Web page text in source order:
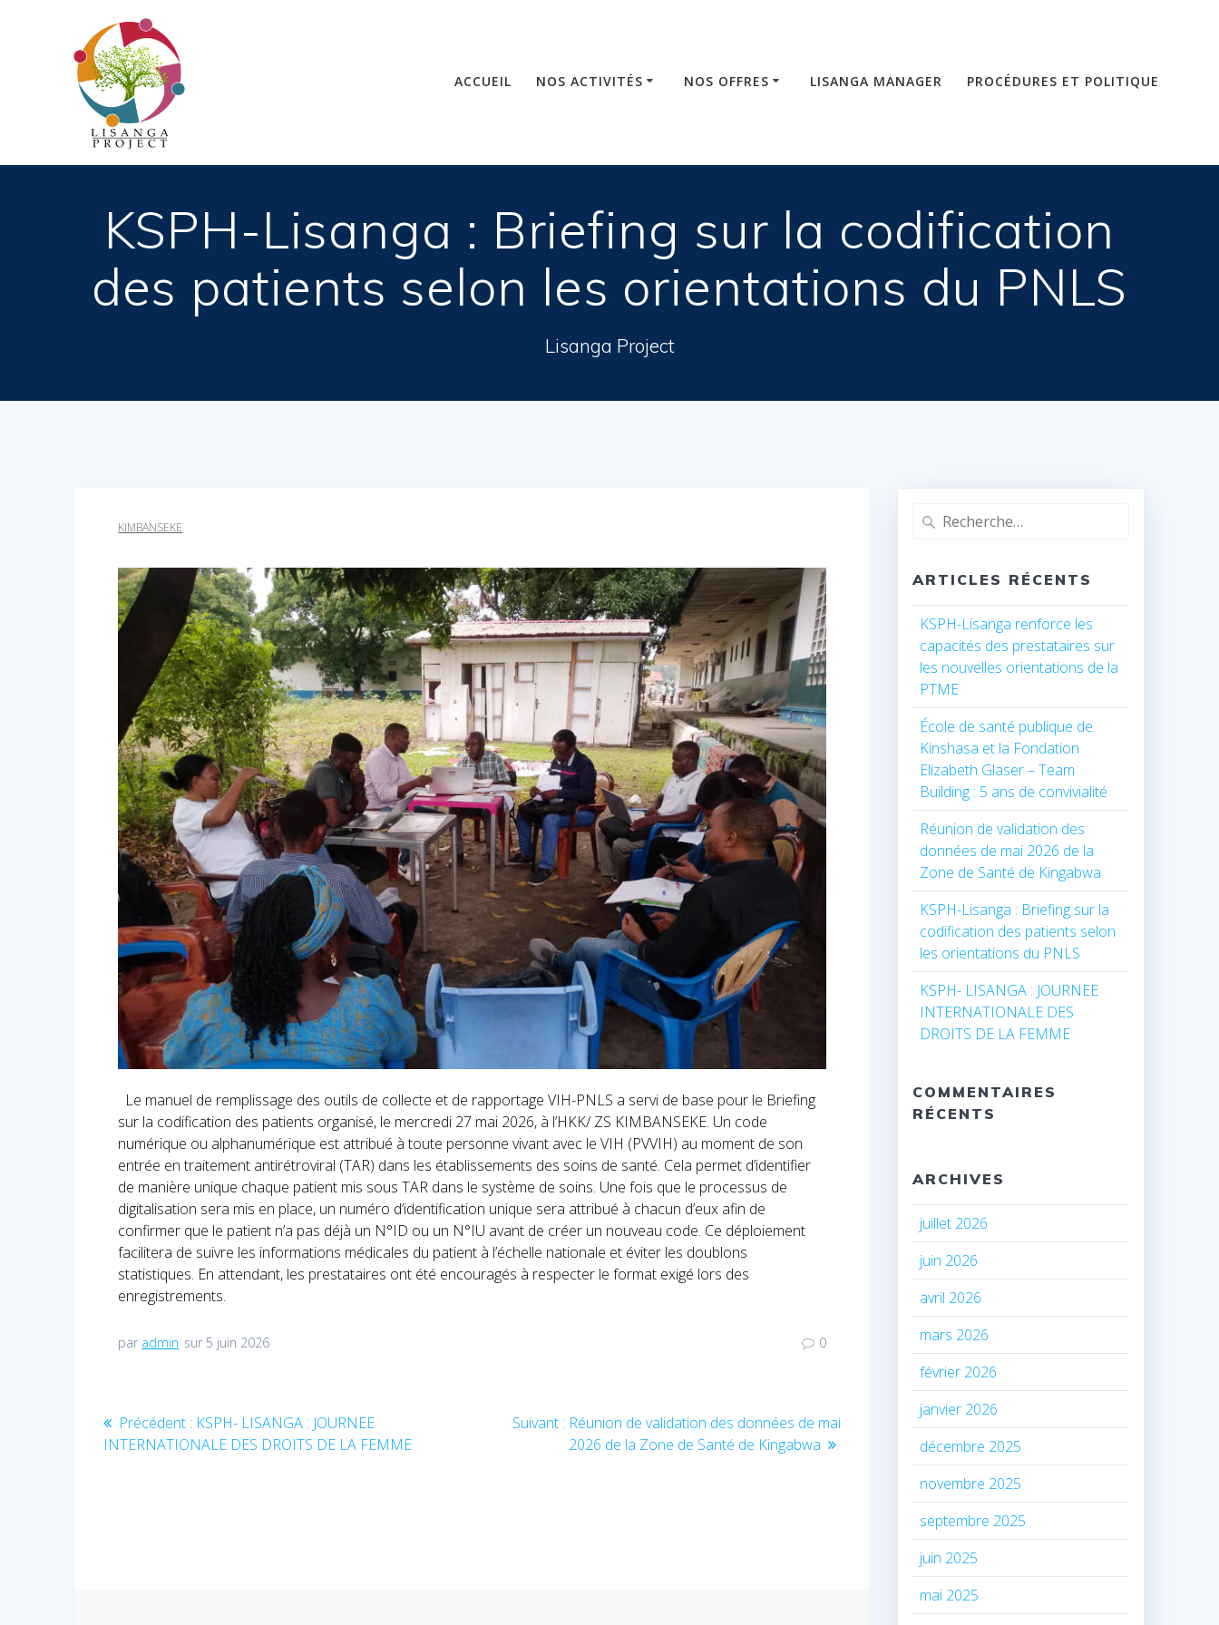
ACCUEIL NOS ACTIVITÉS NOS OFFRES LISANGA MANAGER PROCÉDURES ET POLITIQUE
KSPH-Lisanga : Briefing sur la codification
des patients selon les orientations du PNLS
Lisanga Project
KIMBANSEKE
Le manuel de remplissage des outils de collecte et de rapportage VIH-PNLS a servi de base pour le Briefing
sur la codification des patients organisé, le mercredi 27 mai 2026, à l’HKK/ ZS KIMBANSEKE. Un code
numérique ou alphanumérique est attribué à toute personne vivant avec le VIH (PVVIH) au moment de son
entrée en traitement antirétroviral (TAR) dans les établissements des soins de santé. Cela permet d’identifier
de manière unique chaque patient mis sous TAR dans le système de soins. Une fois que le processus de
digitalisation sera mis en place, un numéro d’identification unique sera attribué à chacun d’eux afin de
confirmer que le patient n’a pas déjà un N°ID ou un N°IU avant de créer un nouveau code. Ce déploiement
facilitera de suivre les informations médicales du patient à l’échelle nationale et éviter les doublons
statistiques. En attendant, les prestataires ont été encouragés à respecter le format exigé lors des
enregistrements.
par admin sur 5 juin 2026 0
Navigation
de
Précédent : Article
précédent
KSPH- LISANGA : JOURNEE
INTERNATIONALE DES DROITS DE LA FEMME
Suivant : Article
suivant
Réunion de validation des données de mai
2026 de la Zone de Santé de Kingabwa
Recherche
ARTICLES RÉCENTS
KSPH-Lisanga renforce les
capacités des prestataires sur
les nouvelles orientations de la
PTME
École de santé publique de
Kinshasa et la Fondation
Elizabeth Glaser – Team
Building : 5 ans de convivialité
Réunion de validation des
données de mai 2026 de la
Zone de Santé de Kingabwa
KSPH-Lisanga : Briefing sur la
codification des patients selon
les orientations du PNLS
KSPH- LISANGA : JOURNEE
INTERNATIONALE DES
DROITS DE LA FEMME
COMMENTAIRES
RÉCENTS
ARCHIVES
juillet 2026
juin 2026
avril 2026
mars 2026
février 2026
janvier 2026
décembre 2025
novembre 2025
septembre 2025
juin 2025
mai 2025